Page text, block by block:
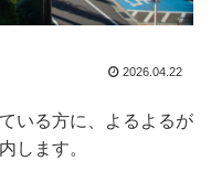
2026.04.22
いる方に、よるよるが
します。